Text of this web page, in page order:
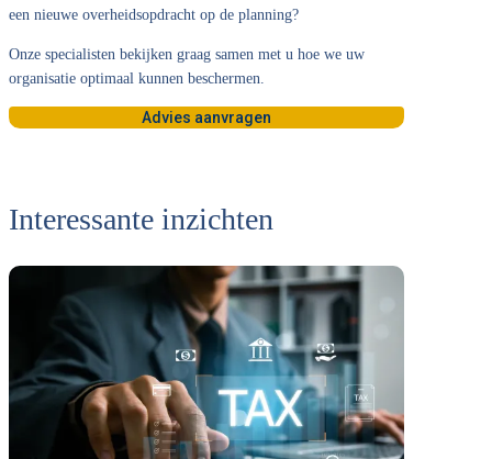
een nieuwe overheidsopdracht op de planning?
Onze specialisten bekijken graag samen met u hoe we uw
organisatie optimaal kunnen beschermen.
Advies aanvragen
Interessante inzichten